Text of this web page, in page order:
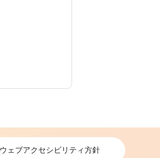
ウェブアクセシビリティ方針